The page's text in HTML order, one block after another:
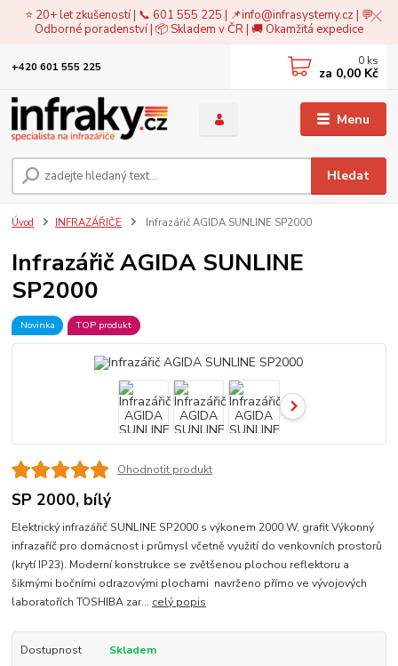
⭐ 20+ let zkušeností | 📞 601 555 225 | 📌info@infrasystemy.cz| 💬
Odborné poradenství | 📦 Skladem v ČR | 🚚 Okamžitá expedice
Menu
Hledat
+420 601 555 225 0 ks
za 0,00 Kč
Úvod INFRAZÁŘIČE Infrazářič AGIDA SUNLINE SP2000
Infrazářič AGIDA SUNLINE
SP2000
Novinka TOP produkt
Ohodnotit produkt
SP 2000, bílý
Elektrický infrazářič SUNLINE SP2000 s výkonem 2000 W, grafit Výkonný
infrazaříč pro domácnost i průmysl včetně využití do venkovních prostorů
(krytí IP23). Moderní konstrukce se zvětšenou plochou reflektoru a
šikmými bočními odrazovými plochami navrženo přímo ve vývojových
laboratořích TOSHIBA zar... celý popis
Dostupnost
Skladem